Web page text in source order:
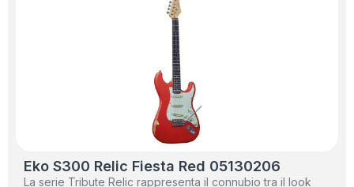
Eko S300 Relic Fiesta Red 05130206
La serie Tribute Relic rappresenta il connubio tra il look